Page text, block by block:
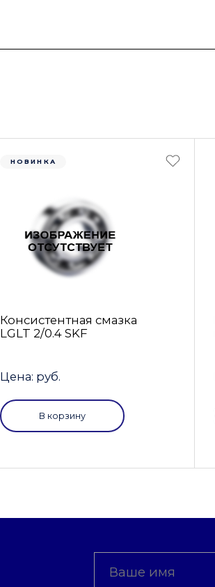
НОВИНКА
Консистентная смазка
LGLT 2/0.4 SKF
Цена: руб.
В корзину